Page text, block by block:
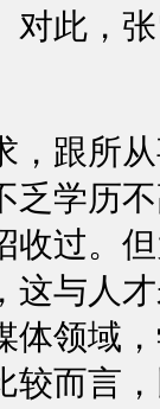
对此，
跟所从
乏学历
收过。
这与人
体领域
较而言